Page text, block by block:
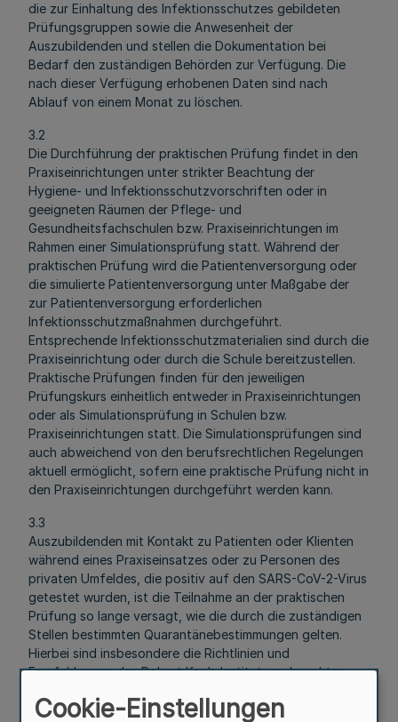
die zur Einhaltung des Infektionsschutzes gebildeten
Prüfungsgruppen sowie die Anwesenheit der
Auszubildenden und stellen die Dokumentation bei
Bedarf den zuständigen Behörden zur Verfügung. Die
nach dieser Verfügung erhobenen Daten sind nach
Ablauf von einem Monat zu löschen.
3.2
Die Durchführung der praktischen Prüfung findet in den
Praxiseinrichtungen unter strikter Beachtung der
Hygiene- und Infektionsschutzvorschriften oder in
geeigneten Räumen der Pflege- und
Gesundheitsfachschulen bzw. Praxiseinrichtungen im
Rahmen einer Simulationsprüfung statt. Während der
praktischen Prüfung wird die Patientenversorgung oder
die simulierte Patientenversorgung unter Maßgabe der
zur Patientenversorgung erforderlichen
Infektionsschutzmaßnahmen durchgeführt.
Entsprechende Infektionsschutzmaterialien sind durch die
Praxiseinrichtung oder durch die Schule bereitzustellen.
Praktische Prüfungen finden für den jeweiligen
Prüfungskurs einheitlich entweder in Praxiseinrichtungen
oder als Simulationsprüfung in Schulen bzw.
Praxiseinrichtungen statt. Die Simulationsprüfungen sind
auch abweichend von den berufsrechtlichen Regelungen
aktuell ermöglicht, sofern eine praktische Prüfung nicht in
den Praxiseinrichtungen durchgeführt werden kann.
3.3
Auszubildenden mit Kontakt zu Patienten oder Klienten
während eines Praxiseinsatzes oder zu Personen des
privaten Umfeldes, die positiv auf den SARS-CoV-2-Virus
getestet wurden, ist die Teilnahme an der praktischen
Prüfung so lange versagt, wie die durch die zuständigen
Stellen bestimmten Quarantänebestimmungen gelten.
Hierbei sind insbesondere die Richtlinien und
Empfehlungen des Robert Koch-Instituts zu beachten.
3.4
Cookie-Einstellungen